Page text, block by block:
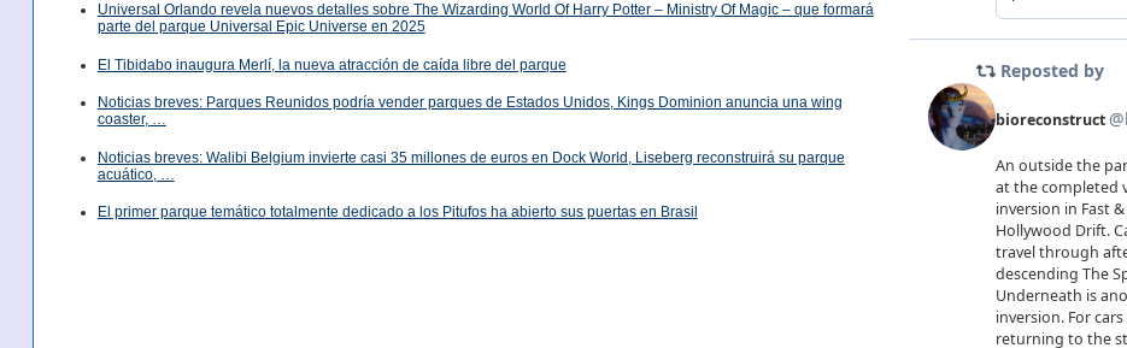
Universal Orlando revela nuevos detalles sobre The Wizarding World Of Harry Potter – Ministry Of Magic – que formará
parte del parque Universal Epic Universe en 2025
El Tibidabo inaugura Merlí, la nueva atracción de caída libre del parque
Noticias breves: Parques Reunidos podría vender parques de Estados Unidos, Kings Dominion anuncia una wing
coaster, …
Noticias breves: Walibi Belgium invierte casi 35 millones de euros en Dock World, Liseberg reconstruirá su parque
acuático, …
El primer parque temático totalmente dedicado a los Pitufos ha abierto sus puertas en Brasil